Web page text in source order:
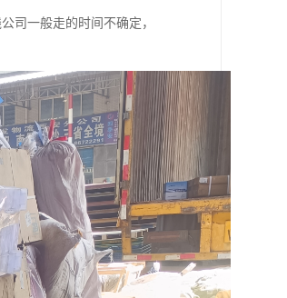
司一般走的时间不确定，